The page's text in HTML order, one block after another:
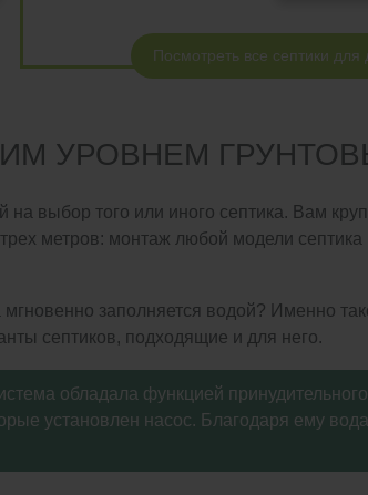
Посмотреть все септики для
УРОВНЕМ
выбор того или иного септика. Вам
метров: монтаж любой модели септика
заполняется водой? Именно
септиков, подходящие и для него.
обладала функцией
установлен насос. Благодаря ему